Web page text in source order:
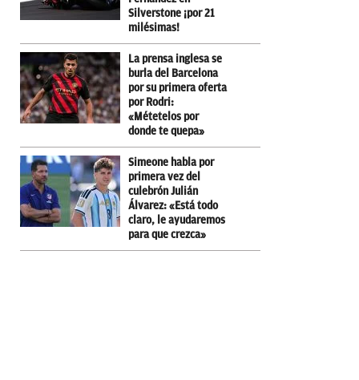
Silverstone ¡por 21
milésimas!
La prensa inglesa se
burla del Barcelona
por su primera oferta
por Rodri:
«Métetelos por
donde te quepa»
Simeone habla por
primera vez del
culebrón Julián
Álvarez: «Está todo
claro, le ayudaremos
para que crezca»